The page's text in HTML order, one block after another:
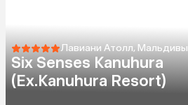
Лавиани Атолл, Мальдивы
Six Senses Kanuhura
(Ex.Kanuhura Resort)